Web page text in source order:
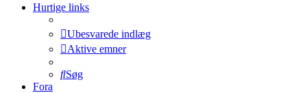
Hurtige links
Ubesvarede indlæg
Aktive emner
Søg
Fora